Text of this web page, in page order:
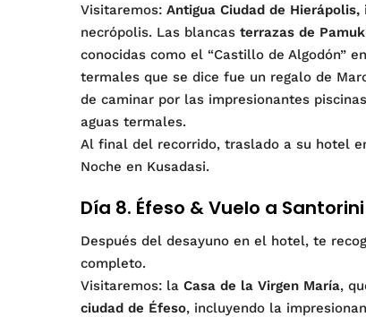
Visitaremos: Antigua Ciudad de Hierápolis,
necrópolis. Las blancas terrazas de
conocidas como el “Castillo de Algodón”
termales que se dice fue un regalo de
de caminar por las impresionantes
aguas termales.
Al final del recorrido, traslado a su hotel
Noche en Kusadasi.
Día 8. Éfeso & Vuelo a
Después del desayuno en el hotel, te
completo.
Visitaremos: la Casa de la Virgen María,
ciudad de Éfeso, incluyendo la